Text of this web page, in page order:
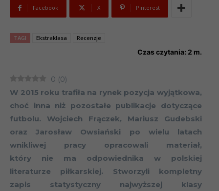
Facebook X Pinterest
TAGI Ekstraklasa Recenzje
Czas czytania: 2 m.
0 (0)
W 2015 roku trafiła na rynek pozycja wyjątkowa,
choć inna niż pozostałe publikacje dotyczące
futbolu. Wojciech Frączek, Mariusz Gudebski
oraz Jarosław Owsiański po wielu latach
wnikliwej pracy opracowali materiał,
który nie ma odpowiednika w polskiej
literaturze piłkarskiej. Stworzyli kompletny
zapis statystyczny najwyższej klasy